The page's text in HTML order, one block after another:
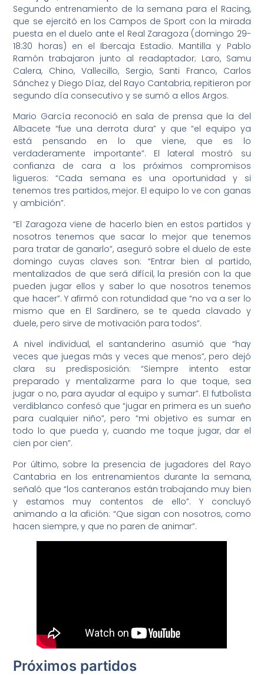
Segundo entrenamiento de la semana para el Racing,
que se ejercitó en los Campos de Sport con la mirada
puesta en el duelo ante el Real Zaragoza (domingo 29-
18:30 horas) en el Ibercaja Estadio. Mantilla y Pablo
Ramón trabajaron junto al readaptador; Laro, Samu
Calera, Chino, Vallecillo, Sergio, Santi Franco, Carlos
Sánchez y Diego Díaz, del Rayo Cantabria, repitieron por
segundo día consecutivo y se sumó a ellos Argos.
Mario García reconoció en sala de prensa que la del
Albacete “fue una derrota dura” y que “el equipo ya
está pensando en lo que viene, que es lo
verdaderamente importante”. El lateral mostró su
confianza de cara a los próximos compromisos
ligueros: “Cada semana es una oportunidad y si
tenemos tres partidos, mejor. El equipo lo ve con ganas
y ambición”.
“El Zaragoza viene de hacerlo bien en estos partidos y
nosotros tenemos que sacar lo mejor que tenemos
para tratar de ganarlo”, aseguró sobre el duelo de este
domingo cuyas claves son: “Entrar bien al partido,
mentalizados de que será difícil, la presión con la que
pueden jugar ellos y saber lo que nosotros tenemos
que hacer”. Y afirmó con rotundidad que “no va a ser lo
mismo que en El Sardinero, se te queda clavado y
duele, pero sirve de motivación para todos”.
A nivel individual, el santanderino asumió que “hay
veces que juegas más y veces que menos”, pero dejó
clara su predisposición: “Siempre intento estar
preparado y mentalizarme para lo que toque, sea
jugar o no, para ayudar al equipo y sumar”. El futbolista
verdiblanco confesó que “jugar en primera es un sueño
para cualquier niño”, pero “mi objetivo es sumar en
todo lo que pueda y, cuando me toque jugar, dar el
cien por cien”.
Por último, sobre la presencia de jugadores del Rayo
Cantabria en los entrenamientos durante la semana,
señaló que “los canteranos están trabajando muy bien
y estamos muy contentos de ello”. Y concluyó
animando a la afición: “Que sigan con nosotros, como
hacen siempre, y que no paren de animar”.
Próximos partidos